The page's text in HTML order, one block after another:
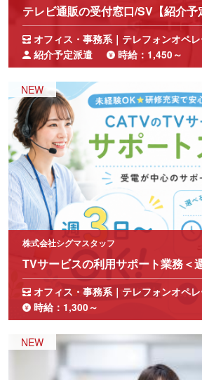
テレビ通販の受付窓口/SV【紹介予
オフィス・事務系｜テレフォンオペレ
紹介予定派遣
時給：1,450～
株式会社シグマスタッフ
TVサービスの利用サポート業務
オフィス・事務系｜テレフォンオペレ
時給：1,300～